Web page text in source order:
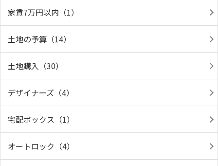
家賃7万円以内（1）
土地の予算（14）
土地購入（30）
デザイナーズ（4）
宅配ボックス（1）
オートロック（4）